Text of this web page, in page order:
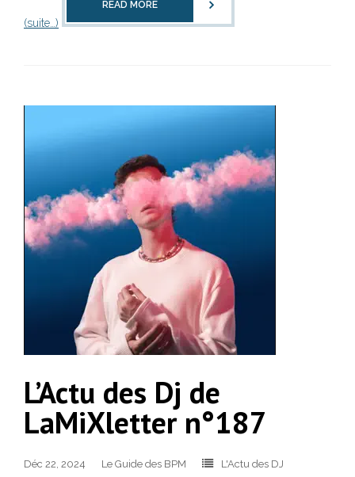
(suite…)
READ MORE
L’Actu des Dj de
LaMiXletter n°187
Déc 22, 2024 Le Guide des BPM L'Actu des DJ